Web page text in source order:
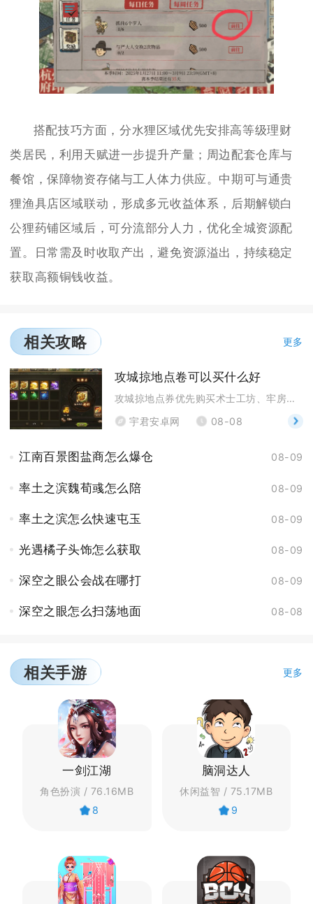
搭配技巧方面，分水狸区域优先安排高等级理财
类居民，利用天赋进一步提升产量；周边配套仓库与
餐馆，保障物资存储与工人体力供应。中期可与通贵
狸渔具店区域联动，形成多元收益体系，后期解锁白
公狸药铺区域后，可分流部分人力，优化全城资源配
置。日常需及时收取产出，避免资源溢出，持续稳定
获取高额铜钱收益。
相关攻略 更多
攻城掠地点卷可以买什么好
攻城掠地点券优先购买术士工坊、牢房、核心套装图纸，
宇君安卓网
08-08
江南百景图盐商怎么爆仓 08-09
率土之滨魏荀彧怎么陪 08-09
率土之滨怎么快速屯玉 08-09
光遇橘子头饰怎么获取 08-09
深空之眼公会战在哪打 08-09
深空之眼怎么扫荡地面 08-08
相关手游 更多
一剑江湖
角色扮演 / 76.16MB
8
脑洞达人
休闲益智 / 75.17MB
9